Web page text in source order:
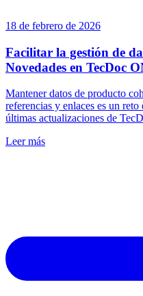
18 de febrero de 2026
Facilitar la gestión de
Novedades en TecDoc
Mantener datos de producto
referencias y enlaces es un
últimas actualizaciones de
Leer más